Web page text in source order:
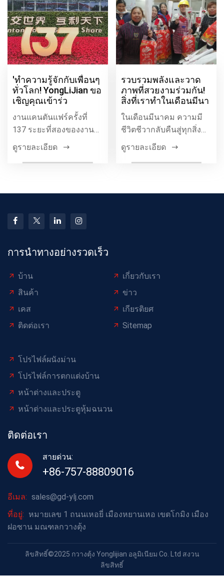
'ทำความรู้จักกับเพื่อนๆ
ทั่วโลก! YongLiJian ขอ
เชิญคุณเข้าร่ว
งานแคนตันแฟร์ครั้งที่
137 ระยะที่สองของงาน
นำเข้าและส่งออกจีนครั้ง
ที่ 137 (
ดูรายละเอียด
รวบรวมพลังและวาด
ภาพที่สวยงามร่วมกัน!
สิ่งที่เราทำในเดือนมีนา
ในเดือนมีนาคม ความมี
ชีวิตชีวากลับคืนสู่ทุกสิ่ง
อุตสาหกรรมอลูมิเนียม
Yongli Jian จัดระเบียบ
ดูรายละเอียด
การนำทางอย่างรวดเร็ว
บ้าน
เกี่ยวกับเรา
สินค้า
ข่าว
เคส
เกียรติยศ
ติดต่อเรา
Sitemap
โปรไฟล์ผนังม่าน
โปรไฟล์การตกแต่งบ้าน
หน้าต่างและประตู
หน้าต่างและประตูหุ้มฉนวน
ติดต่อเรา
สายด่วน:
+86-757-88809016
อีเมล: sales@gd-ylj.com
ที่อยู่: หมายเลข 1 ถนนเหอยี่ เมืองหยานเหอ เขตโกมิง เมือง
ฝอซาน มณฑลกวางตุ้ง
ลิขสิทธิ์©2025 กวางตุ้ง Yonglijian อลูมิเนียม Co. Ltd สงวน
ลิขสิทธิ์